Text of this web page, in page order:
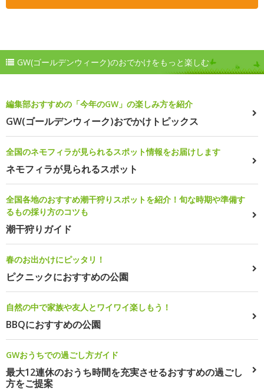
GW(ゴールデンウィーク)のおでかけをもっと楽しむ
編集部おすすめの「今年のGW」の楽しみ方を紹介
GW(ゴールデンウィーク)おでかけトピックス
全国のネモフィラが見られるスポット情報をお届けします
ネモフィラが見られるスポット
全国各地のおすすめ潮干狩りスポットを紹介！旬な時期や準備す
るもの採り方のコツも
潮干狩りガイド
春のお出かけにピッタリ！
ピクニックにおすすめの公園
自然の中で家族や友人とワイワイ楽しもう！
BBQにおすすめの公園
GWおうちでの過ごし方ガイド
最大12連休のおうち時間を充実させるおすすめの過ごし
方をご提案